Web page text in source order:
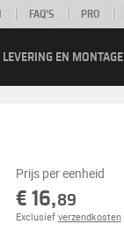
FAQ’S PRO
LEVERING EN MONTAGE
Prijs per eenheid
€ 16,89
Exclusief verzendkosten